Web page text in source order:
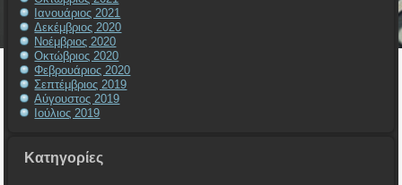
Ιανουάριος 2021
Δεκέμβριος 2020
Νοέμβριος 2020
Οκτώβριος 2020
Φεβρουάριος 2020
Σεπτέμβριος 2019
Αύγουστος 2019
Ιούλιος 2019
Kατηγορίες